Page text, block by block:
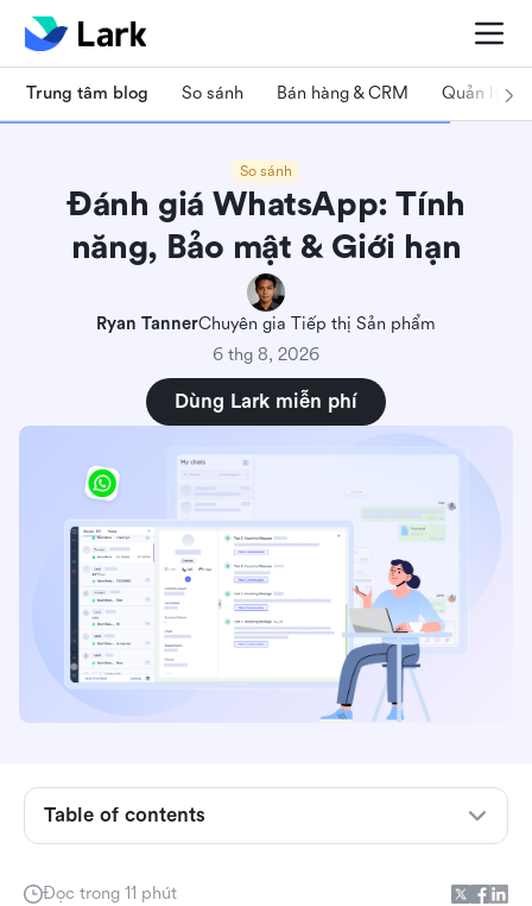
Trung tâm blog So sánh Bán hàng & CRM Quản lý dự
So sánh
Đánh giá WhatsApp: Tính
năng, Bảo mật & Giới hạn
Ryan TannerChuyên gia Tiếp thị Sản phẩm
6 thg 8, 2026
Dùng Lark miễn phí
Đọc trong 11 phút
Table of contents
WhatsApp trong nháy mắt
Các tính năng nhắn tin cốt lõi của WhatsApp
mà người dùng yêu thích
Quyền riêng tư và mã hóa trong WhatsApp:
Mức độ an toàn đến đâu?
Khả năng sử dụng và thiết kế: Có dễ sử dụng
Đánh giá ưu và nhược điểm của WhatsApp
Đánh giá ứng dụng WhatsApp từ góc độ hợp